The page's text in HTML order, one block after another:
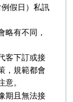
假日）私訊
略有不同，
客下訂或接
，規範都會
意。
期且無法接